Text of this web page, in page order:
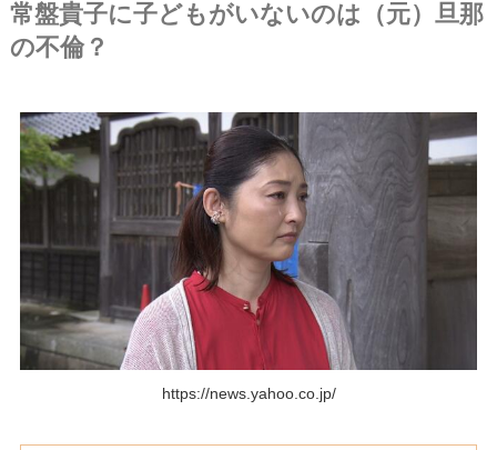
常盤貴子に子どもがいないのは（元）旦那
の不倫？
https://news.yahoo.co.jp/